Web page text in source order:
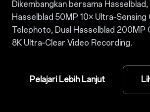
Dikembangkan bersama
Hasselblad 50MP 10× Ultra‑Sensing
Telephoto, Dual Hasselblad 200MP
8K Ultra‑Clear Video Recording.
Pelajari Lebih Lanjut